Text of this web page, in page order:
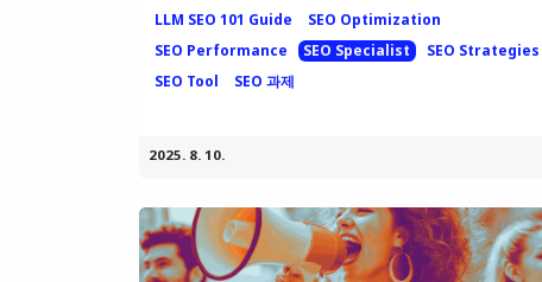
LLM SEO 101 Guide
SEO Optimization
SEO Performance
SEO Specialist
SEO Strategies
SEO Tool
SEO 과제
2025. 8. 10.